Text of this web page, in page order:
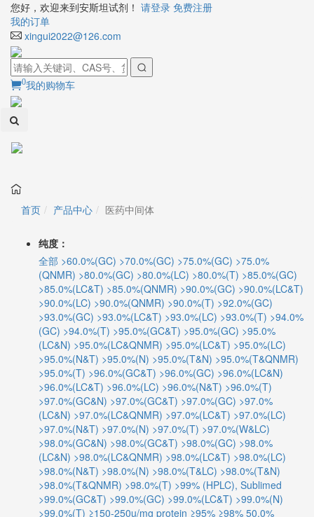
您好，欢迎来到安斯坦试剂！ 请登录 免费注册
我的订单
xingui2022@126.com
0我的购物车
首页 产品中心 医药中间体
纯度：
全部 >60.0%(GC) >70.0%(GC) >75.0%(GC) >75.0%
(QNMR) >80.0%(GC) >80.0%(LC) >80.0%(T) >85.0%(GC)
>85.0%(LC&T) >85.0%(QNMR) >90.0%(GC) >90.0%(LC&T)
>90.0%(LC) >90.0%(QNMR) >90.0%(T) >92.0%(GC)
>93.0%(GC) >93.0%(LC&T) >93.0%(LC) >93.0%(T) >94.0%
(GC) >94.0%(T) >95.0%(GC&T) >95.0%(GC) >95.0%
(LC&N) >95.0%(LC&QNMR) >95.0%(LC&T) >95.0%(LC)
>95.0%(N&T) >95.0%(N) >95.0%(T&N) >95.0%(T&QNMR)
>95.0%(T) >96.0%(GC&T) >96.0%(GC) >96.0%(LC&N)
>96.0%(LC&T) >96.0%(LC) >96.0%(N&T) >96.0%(T)
>97.0%(GC&N) >97.0%(GC&T) >97.0%(GC) >97.0%
(LC&N) >97.0%(LC&QNMR) >97.0%(LC&T) >97.0%(LC)
>97.0%(N&T) >97.0%(N) >97.0%(T) >97.0%(W&LC)
>98.0%(GC&N) >98.0%(GC&T) >98.0%(GC) >98.0%
(LC&N) >98.0%(LC&QNMR) >98.0%(LC&T) >98.0%(LC)
>98.0%(N&T) >98.0%(N) >98.0%(T&LC) >98.0%(T&N)
>98.0%(T&QNMR) >98.0%(T) >99% (HPLC), Sublimed
>99.0%(GC&T) >99.0%(GC) >99.0%(LC&T) >99.0%(N)
>99.0%(T) ≥150-250u/mg protein ≥95% ≥98% 50.0%